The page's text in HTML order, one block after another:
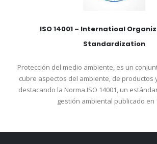
ISO 14001 – Internatioal
Standardization
Protección del medio ambiente, es un
cubre aspectos del ambiente, de productos
destacando la Norma ISO 14001, un
gestión ambiental publicado en